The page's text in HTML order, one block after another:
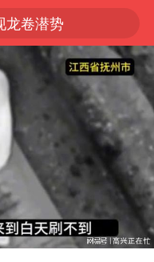
龙卷潜势
上半年我国经营主体结构持续优化
荆斩棘》
上海：5号线16号线浦江线全线停运
白海豚预计将在浙江苍南到三门一带登陆
今日15时起福州地铁高架区段停运
国足U17与阿森纳决赛取消 并列冠军
王艺迪2-4不敌张本美和止步4强